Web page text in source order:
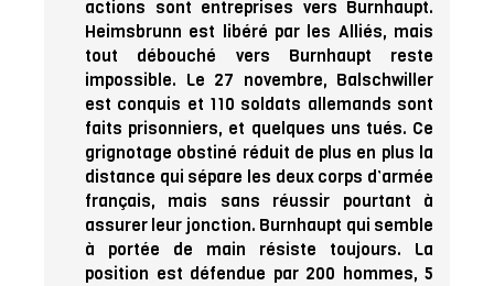
actions sont entreprises vers Burnhaupt.
Heimsbrunn est libéré par les Alliés, mais
tout débouché vers Burnhaupt reste
impossible. Le 27 novembre, Balschwiller
est conquis et 110 soldats allemands sont
faits prisonniers, et quelques uns tués. Ce
grignotage obstiné réduit de plus en plus la
distance qui sépare les deux corps d’armée
français, mais sans réussir pourtant à
assurer leur jonction. Burnhaupt qui semble
à portée de main résiste toujours. La
position est défendue par 200 hommes, 5